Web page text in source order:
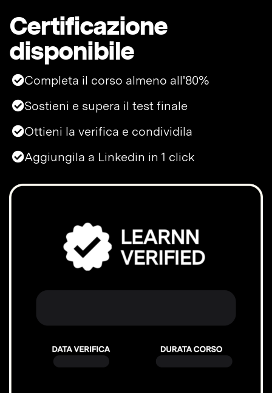
Certificazione
disponibile
Completa il corso almeno all'80%
Sostieni e supera il test finale
Ottieni la verifica e condividila
Aggiungila a Linkedin in 1 click